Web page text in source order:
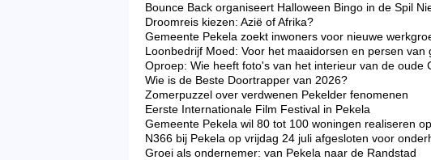
Bounce Back organiseert Halloween Bingo in de Spil
Droomreis kiezen: Azië of Afrika?
Gemeente Pekela zoekt inwoners voor nieuwe
Loonbedrijf Moed: Voor het maaidorsen en persen
Oproep: Wie heeft foto's van het interieur van de oude
Wie is de Beste Doortrapper van 2026?
Zomerpuzzel over verdwenen Pekelder fenomenen
Eerste Internationale Film Festival in Pekela
Gemeente Pekela wil 80 tot 100 woningen realiseren
N366 bij Pekela op vrijdag 24 juli afgesloten voor
Groei als ondernemer: van Pekela naar de Randstad